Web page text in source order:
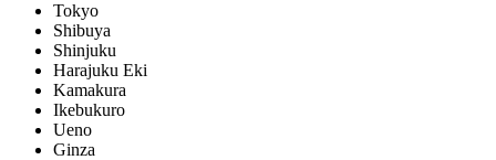
Tokyo
Shibuya
Shinjuku
Harajuku Eki
Kamakura
Ikebukuro
Ueno
Ginza